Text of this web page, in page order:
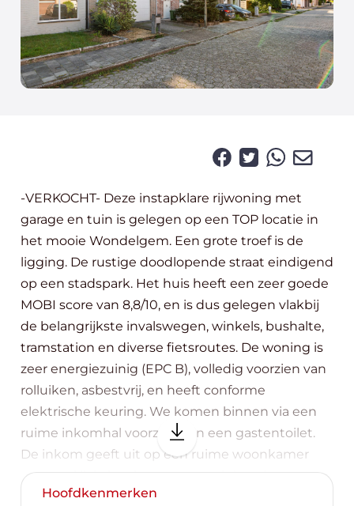
-VERKOCHT- Deze instapklare rijwoning met
garage en tuin is gelegen op een TOP locatie in
het mooie Wondelgem. Een grote troef is de
ligging. De rustige doodlopende straat eindigend
op een stadspark. Het huis heeft een zeer goede
MOBI score van 8,8/10, en is dus gelegen vlakbij
de belangrijkste invalswegen, winkels, bushalte,
tramstation en diverse fietsroutes. De woning is
zeer energiezuinig (EPC B), volledig voorzien van
rolluiken, asbestvrij, en heeft conforme
elektrische keuring. We komen binnen via een
ruime inkomhal voorzien van een gastentoilet.
De inkom geeft uit op een ruime woonkamer
met veel lichtinval, en met aansluitend een
geïnstalleerde open keuken. Aanpalend vinden
Hoofdkenmerken